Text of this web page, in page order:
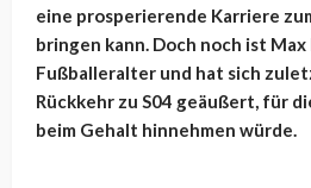
eine prosperierende Karriere
bringen kann. Doch noch ist
Fußballeralter und hat sich
Rückkehr zu S04 geäußert, für
beim Gehalt hinnehmen würde.